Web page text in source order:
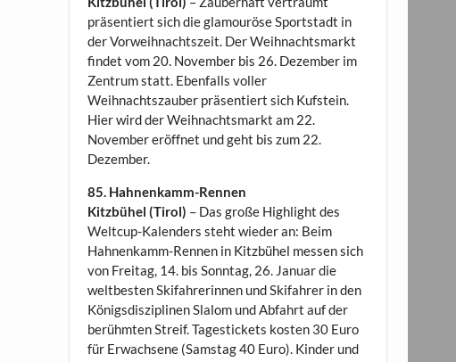
präsentiert sich die glamouröse Sportstadt in
der Vorweihnachtszeit. Der Weihnachtsmarkt
findet vom 20. November bis 26. Dezember im
Zentrum statt. Ebenfalls voller
Weihnachtszauber präsentiert sich Kufstein.
Hier wird der Weihnachtsmarkt am 22.
November eröffnet und geht bis zum 22.
Dezember.
85. Hahnenkamm-Rennen
Kitzbühel (Tirol) – Das große Highlight des
Weltcup-Kalenders steht wieder an: Beim
Hahnenkamm-Rennen in Kitzbühel messen sich
von Freitag, 14. bis Sonntag, 26. Januar die
weltbesten Skifahrerinnen und Skifahrer in den
Königsdisziplinen Slalom und Abfahrt auf der
berühmten Streif. Tagestickets kosten 30 Euro
für Erwachsene (Samstag 40 Euro). Kinder und